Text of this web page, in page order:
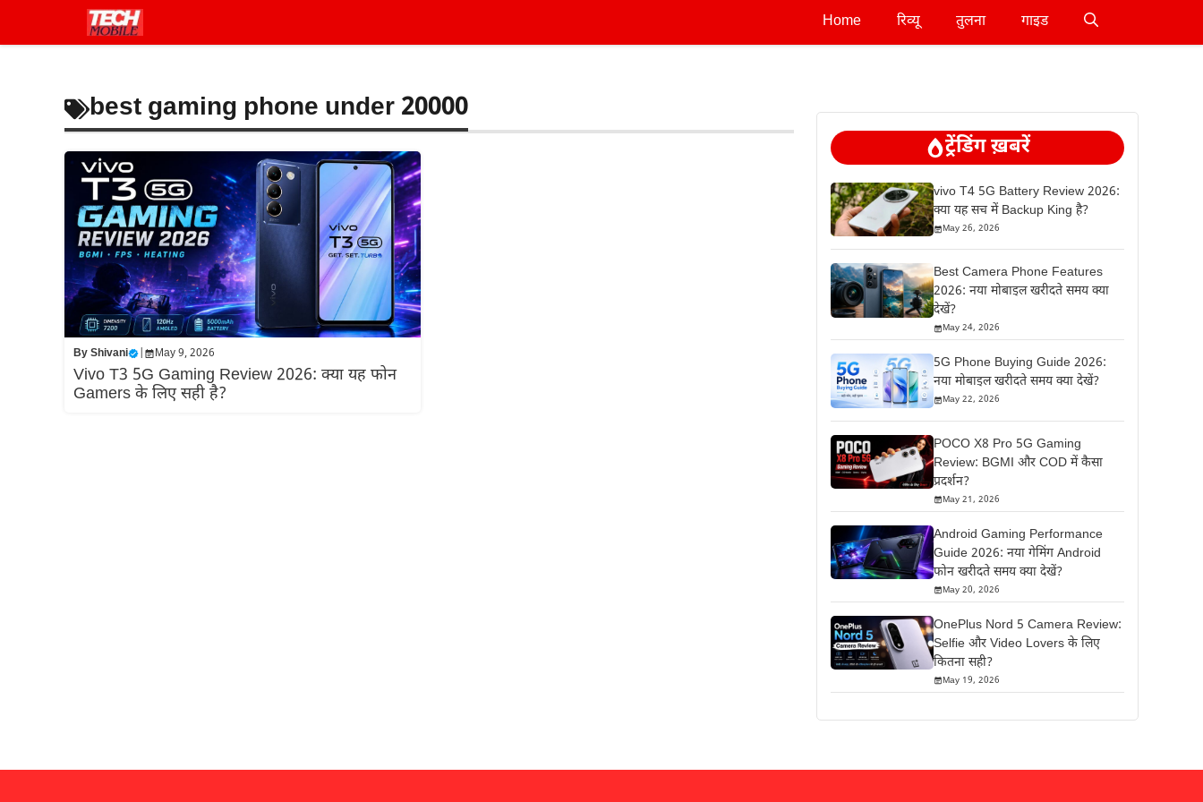
Home रिव्यू तुलना गाइड
best gaming phone under 20000
ByShivani May 9, 2026
Vivo T3 5G Gaming Review 2026: क्या यह फोन
Gamers के लिए सही है?
ट्रेंडिंग ख़बरें
vivo T4 5G Battery Review 2026:
क्या यह सच में Backup King है?
May 26, 2026
Best Camera Phone Features
2026: नया मोबाइल खरीदते समय क्या
देखें?
May 24, 2026
5G Phone Buying Guide 2026:
नया मोबाइल खरीदते समय क्या देखें?
May 22, 2026
POCO X8 Pro 5G Gaming
Review: BGMI और COD में कैसा
प्रदर्शन?
May 21, 2026
Android Gaming Performance
Guide 2026: नया गेमिंग Android
फोन खरीदते समय क्या देखें?
May 20, 2026
OnePlus Nord 5 Camera Review:
Selfie और Video Lovers के लिए
कितना सही?
May 19, 2026